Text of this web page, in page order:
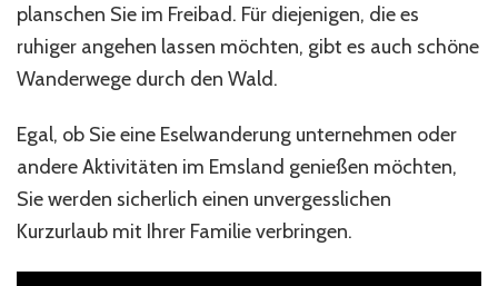
planschen Sie im Freibad. Für diejenigen, die es
ruhiger angehen lassen möchten, gibt es auch schöne
Wanderwege durch den Wald.
Egal, ob Sie eine Eselwanderung unternehmen oder
andere Aktivitäten im Emsland genießen möchten,
Sie werden sicherlich einen unvergesslichen
Kurzurlaub mit Ihrer Familie verbringen.